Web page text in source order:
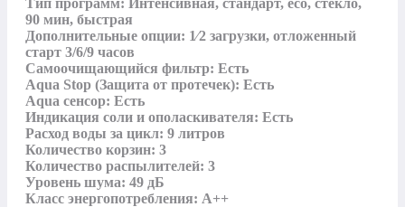
Тип программ: Интенсивная, стандарт, eco, стекло,
90 мин, быстрая
Дополнительные опции: 1⁄2 загрузки, отложенный
старт 3/6/9 часов
Самоочищающийся фильтр: Есть
Aqua Stop (Защита от протечек): Есть
Aqua сенсор: Есть
Индикация соли и ополаскивателя: Есть
Расход воды за цикл: 9 литров
Количество корзин: 3
Количество распылителей: 3
Уровень шума: 49 дБ
Класс энергопотребления: A++